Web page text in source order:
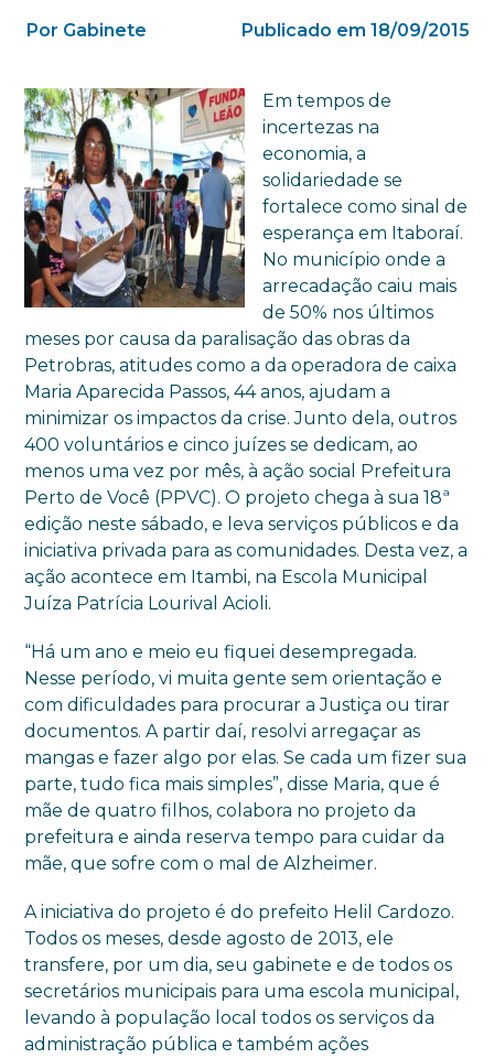
Por Gabinete Publicado em 18/09/2015
Em tempos de
incertezas na
economia, a
solidariedade se
fortalece como sinal de
esperança em Itaboraí.
No município onde a
arrecadação caiu mais
de 50% nos últimos
meses por causa da paralisação das obras da
Petrobras, atitudes como a da operadora de caixa
Maria Aparecida Passos, 44 anos, ajudam a
minimizar os impactos da crise. Junto dela, outros
400 voluntários e cinco juízes se dedicam, ao
menos uma vez por mês, à ação social Prefeitura
Perto de Você (PPVC). O projeto chega à sua 18ª
edição neste sábado, e leva serviços públicos e da
iniciativa privada para as comunidades. Desta vez, a
ação acontece em Itambi, na Escola Municipal
Juíza Patrícia Lourival Acioli.
“Há um ano e meio eu fiquei desempregada.
Nesse período, vi muita gente sem orientação e
com dificuldades para procurar a Justiça ou tirar
documentos. A partir daí, resolvi arregaçar as
mangas e fazer algo por elas. Se cada um fizer sua
parte, tudo fica mais simples”, disse Maria, que é
mãe de quatro filhos, colabora no projeto da
prefeitura e ainda reserva tempo para cuidar da
mãe, que sofre com o mal de Alzheimer.
A iniciativa do projeto é do prefeito Helil Cardozo.
Todos os meses, desde agosto de 2013, ele
transfere, por um dia, seu gabinete e de todos os
secretários municipais para uma escola municipal,
levando à população local todos os serviços da
administração pública e também ações